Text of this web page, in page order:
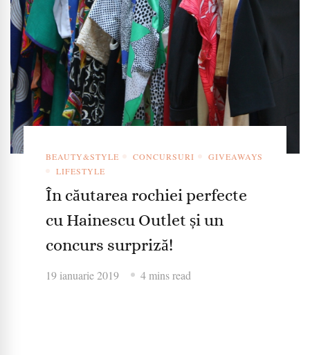
BEAUTY&STYLE CONCURSURI
GIVEAWAYS
LIFESTYLE
În căutarea rochiei perfecte
cu Hainescu Outlet și un
concurs surpriză!
19 ianuarie 2019 4 mins read